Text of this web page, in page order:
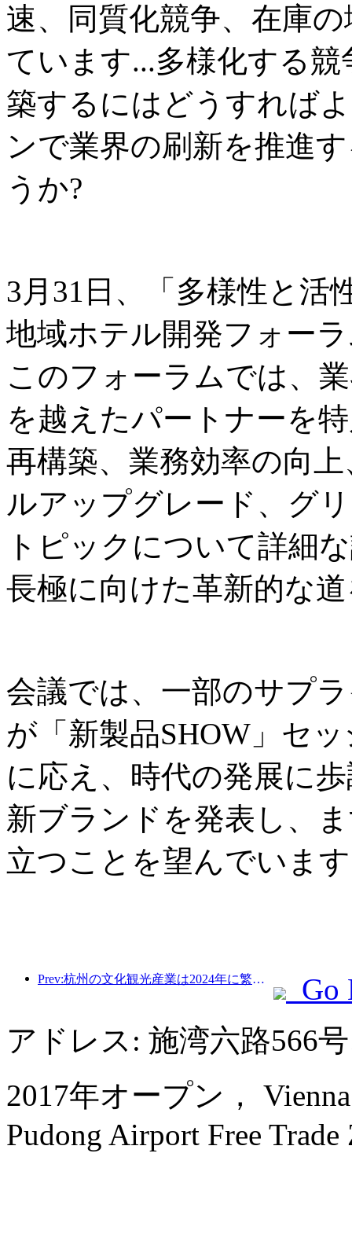
速、同質化競争、在庫
ています...多様化する
築するにはどうすれば
ンで業界の刷新を推進
うか?
3月31日、「多様性と活
地域ホテル開発フォー
このフォーラムでは、
を越えたパートナーを
再構築、業務効率の向
ルアップグレード、グ
トピックについて詳細
長極に向けた革新的な
会議では、一部のサプ
が「新製品SHOW」セ
に応え、時代の発展に
新ブランドを発表し、
立つことを望んでいま
Prev:杭州の文化観光産業は2024年に繁栄する：文化付加価値は3400億を超え、訪日観光客は2倍になる
Go
アドレス: 施湾六路566
2017年オープン，
Pudong Airport Free Trade